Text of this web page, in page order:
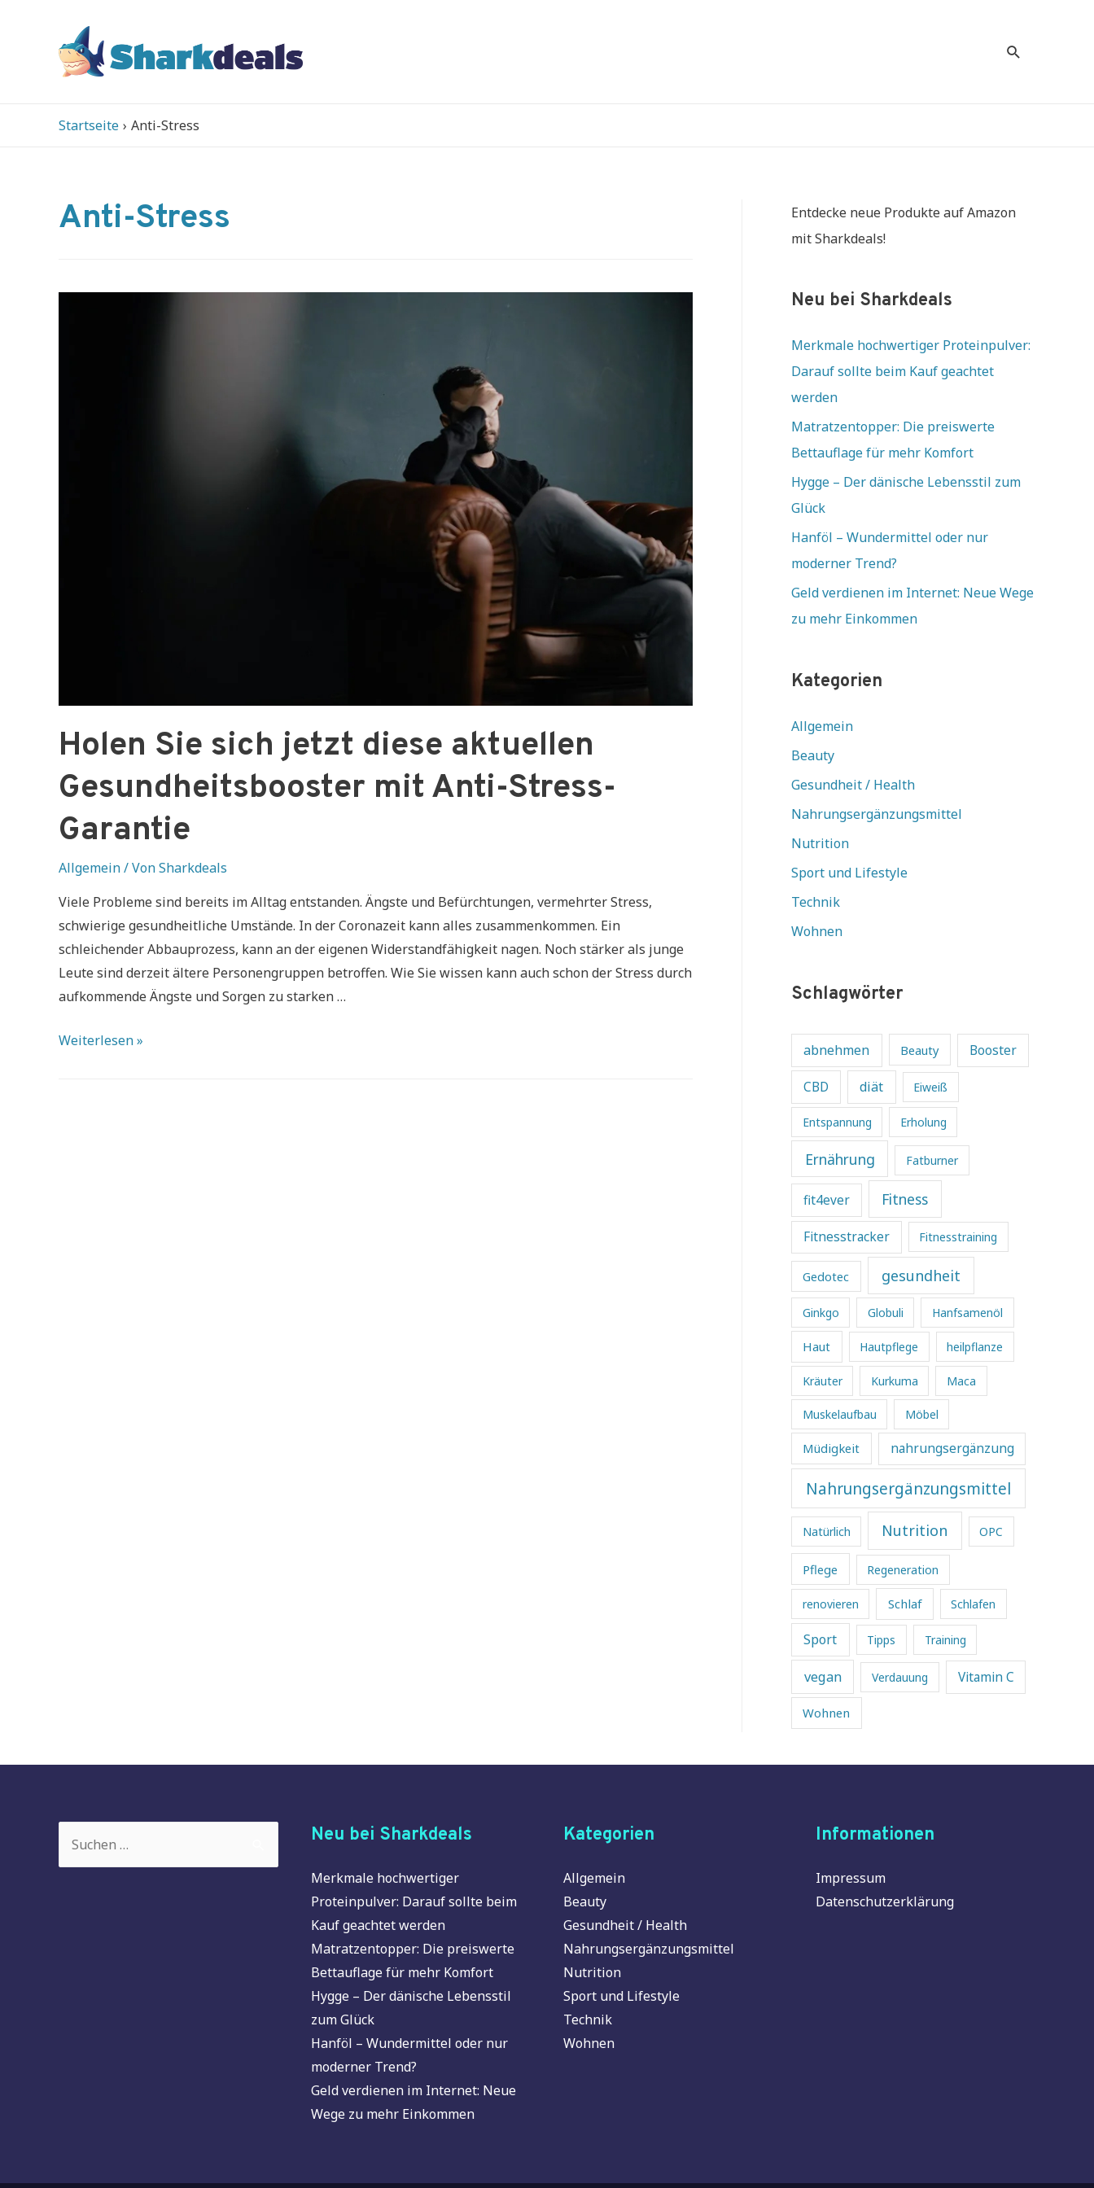
Suche
Startseite Anti-Stress
Anti-Stress
Holen Sie sich jetzt diese aktuellen
Gesundheitsbooster mit Anti-Stress-
Garantie
Allgemein/ VonSharkdeals
Viele Probleme sind bereits im Alltag entstanden. Ängste und Befürchtungen, vermehrter Stress,
schwierige gesundheitliche Umstände. In der Coronazeit kann alles zusammenkommen. Ein
schleichender Abbauprozess, kann an der eigenen Widerstandfähigkeit nagen. Noch stärker als junge
Leute sind derzeit ältere Personengruppen betroffen. Wie Sie wissen kann auch schon der Stress durch
aufkommende Ängste und Sorgen zu starken …
Holen
Weiterlesen »
Entdecke neue Produkte auf Amazon
mit Sharkdeals!
Neu bei Sharkdeals
Merkmale hochwertiger Proteinpulver:
Darauf sollte beim Kauf geachtet
werden
Matratzentopper: Die preiswerte
Bettauflage für mehr Komfort
Hygge – Der dänische Lebensstil zum
Glück
Hanföl – Wundermittel oder nur
moderner Trend?
Geld verdienen im Internet: Neue Wege
zu mehr Einkommen
Kategorien
Allgemein
Beauty
Gesundheit / Health
Nahrungsergänzungsmittel
Nutrition
Sport und Lifestyle
Technik
Wohnen
Schlagwörter
abnehmen Beauty Booster
CBD diät Eiweiß
Entspannung Erholung
Ernährung Fatburner
fit4ever Fitness
Fitnesstracker Fitnesstraining
Gedotec gesundheit
Ginkgo Globuli Hanfsamenöl
Haut Hautpflege heilpflanze
Kräuter Kurkuma Maca
Muskelaufbau Möbel
Müdigkeit nahrungsergänzung
Nahrungsergänzungsmittel
Natürlich Nutrition OPC
Pflege Regeneration
renovieren Schlaf Schlafen
Sport Tipps Training
vegan Verdauung Vitamin C
Wohnen
Neu bei Sharkdeals
Merkmale hochwertiger
Proteinpulver: Darauf sollte beim
Kauf geachtet werden
Matratzentopper: Die preiswerte
Bettauflage für mehr Komfort
Hygge – Der dänische Lebensstil
zum Glück
Hanföl – Wundermittel oder nur
moderner Trend?
Geld verdienen im Internet: Neue
Wege zu mehr Einkommen
Kategorien
Allgemein
Beauty
Gesundheit / Health
Nahrungsergänzungsmittel
Nutrition
Sport und Lifestyle
Technik
Wohnen
Informationen
Impressum
Datenschutzerklärung